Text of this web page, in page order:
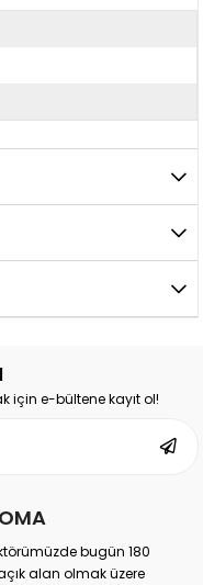
için e-bültene kayıt ol!
bugün 180
alan olmak üzere